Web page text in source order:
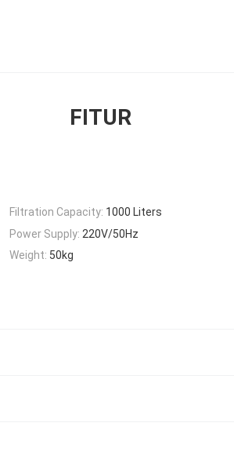
FITUR
Filtration Capacity: 1000 Liters
Power Supply: 220V/50Hz
Weight: 50kg